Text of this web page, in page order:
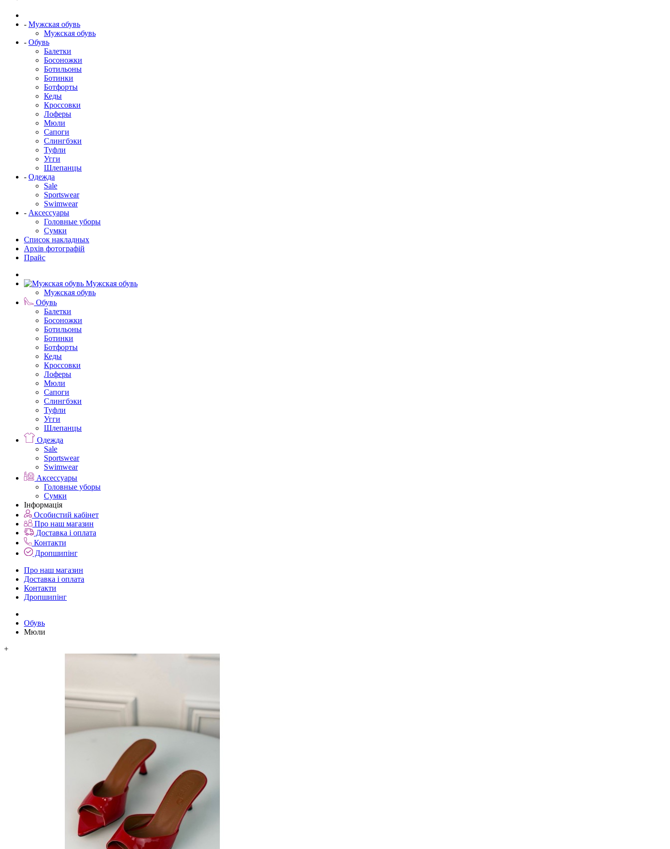
- Мужская обувь
Мужская обувь
- Обувь
Балетки
Босоножки
Ботильоны
Ботинки
Ботфорты
Кеды
Кроссовки
Лоферы
Мюли
Сапоги
Слингбэки
Туфли
Угги
Шлепанцы
- Одежда
Sale
Sportswear
Swimwear
- Аксессуары
Головные уборы
Сумки
Список накладных
Архів фотографій
Прайс
Мужская обувь
Мужская обувь
Обувь
Балетки
Босоножки
Ботильоны
Ботинки
Ботфорты
Кеды
Кроссовки
Лоферы
Мюли
Сапоги
Слингбэки
Туфли
Угги
Шлепанцы
Одежда
Sale
Sportswear
Swimwear
Аксессуары
Головные уборы
Сумки
Інформація
Особистий кабінет
Про наш магазин
Доставка і оплата
Контакти
Дропшипінг
Про наш магазин
Доставка і оплата
Контакти
Дропшипінг
Обувь
Мюли
+